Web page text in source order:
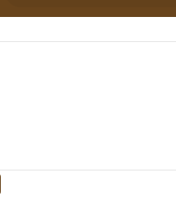
عن